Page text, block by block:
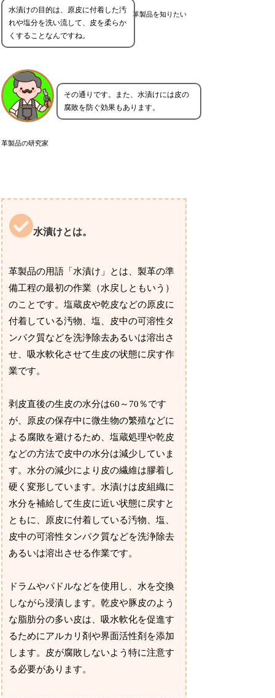
革製品を知りたい
水漬けの目的は、原皮に付着した汚
れや塩分を洗い流して、皮を柔らか
くすることなんですね。
革製品の研究家
その通りです。また、水漬けには皮の
腐敗を防ぐ効果もあります。
水漬けとは。
革製品の用語「水漬け」とは、製革の準
備工程の最初の作業（水戻しともいう）
のことです。塩蔵皮や乾皮などの原皮に
付着している汚物、塩、皮中の可溶性タ
ンパク質などを洗浄除去あるいは溶出さ
せ、吸水軟化させて生皮の状態に戻す作
業です。
剥皮直後の生皮の水分は60～70％です
が、原皮の保存中に微生物の繁殖などに
よる腐敗を避けるため、塩蔵処理や乾皮
などの方法で皮中の水分は減少していま
す。水分の減少により皮の繊維は膠着し
硬く変形しています。水漬けは皮組織に
水分を補給して生皮に近い状態に戻すと
ともに、原皮に付着している汚物、塩、
皮中の可溶性タンパク質などを洗浄除去
あるいは溶出させる作業です。
ドラムやパドルなどを使用し、水を交換
しながら浸漬します。乾皮や豚皮のよう
な脂肪分の多い皮は、吸水軟化を促進す
るためにアルカリ剤や界面活性剤を添加
します。皮が腐敗しないよう特に注意す
る必要があります。